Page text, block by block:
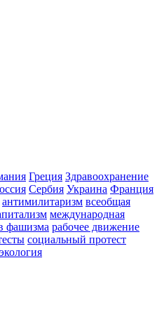
Греция Здравоохранение
Сербия Украина Франция
антимилитаризм всеобщая
международная
фашизма рабочее движение
социальный протест
экология